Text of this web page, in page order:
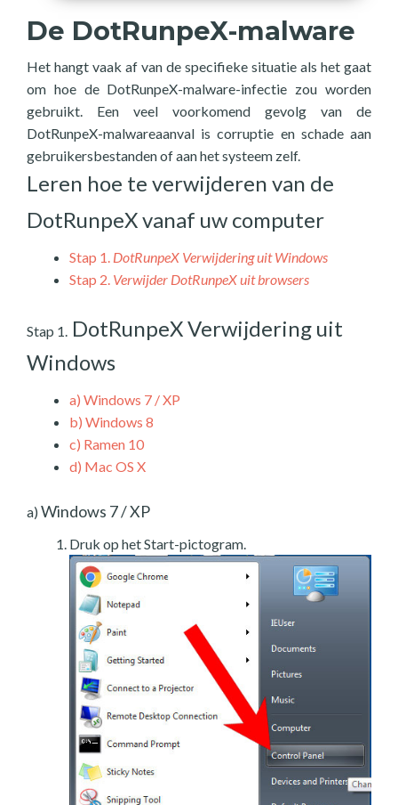
De DotRunpeX-malware
Het hangt vaak af van de specifieke situatie als het gaat
om hoe de DotRunpeX-malware-infectie zou worden
gebruikt. Een veel voorkomend gevolg van de
DotRunpeX-malwareaanval is corruptie en schade aan
gebruikersbestanden of aan het systeem zelf.
Leren hoe te verwijderen van de
DotRunpeX vanaf uw computer
Stap 1. DotRunpeX Verwijdering uit Windows
Stap 2. Verwijder DotRunpeX uit browsers
Stap 1. DotRunpeX Verwijdering uit
Windows
a) Windows 7 / XP
b) Windows 8
c) Ramen 10
d) Mac OS X
a) Windows 7 / XP
Druk op het Start-pictogram.